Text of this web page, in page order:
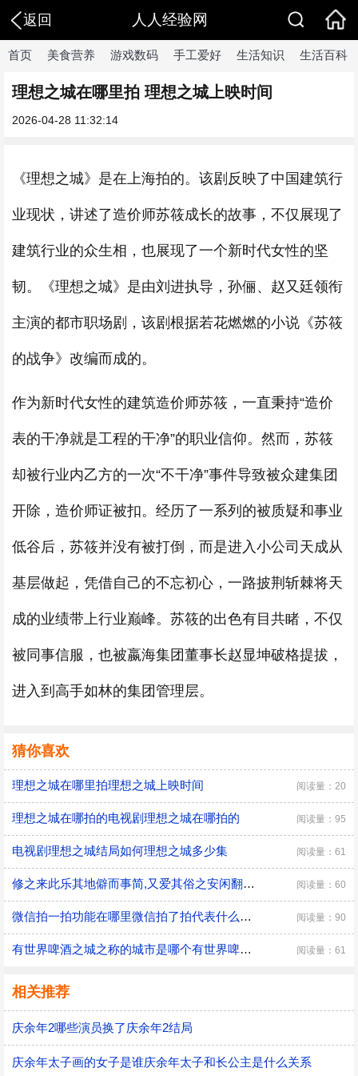
返回 人人经验网
首页 美食营养 游戏数码 手工爱好 生活知识 生活百科
理想之城在哪里拍 理想之城上映时间
2026-04-28 11:32:14
《理想之城》是在上海拍的。该剧反映了中国建筑行
业现状，讲述了造价师苏筱成长的故事，不仅展现了
建筑行业的众生相，也展现了一个新时代女性的坚
韧。《理想之城》是由刘进执导，孙俪、赵又廷领衔
主演的都市职场剧，该剧根据若花燃燃的小说《苏筱
的战争》改编而成的。
作为新时代女性的建筑造价师苏筱，一直秉持“造价
表的干净就是工程的干净”的职业信仰。然而，苏筱
却被行业内乙方的一次“不干净”事件导致被众建集团
开除，造价师证被扣。经历了一系列的被质疑和事业
低谷后，苏筱并没有被打倒，而是进入小公司天成从
基层做起，凭借自己的不忘初心，一路披荆斩棘将天
成的业绩带上行业巅峰。苏筱的出色有目共睹，不仅
被同事信服，也被嬴海集团董事长赵显坤破格提拔，
进入到高手如林的集团管理层。
猜你喜欢
理想之城在哪里拍理想之城上映时间 阅读量：20
理想之城在哪拍的电视剧理想之城在哪拍的 阅读量：95
电视剧理想之城结局如何理想之城多少集 阅读量：61
修之来此乐其地僻而事简,又爱其俗之安闲翻译修之来此乐其地僻而事简,又爱其俗之安闲的意思 阅读量：60
微信拍一拍功能在哪里微信拍了拍代表什么意思 阅读量：90
有世界啤酒之城之称的城市是哪个有世界啤酒之城之称的城市是哪个城市 阅读量：61
相关推荐
庆余年2哪些演员换了庆余年2结局
庆余年太子画的女子是谁庆余年太子和长公主是什么关系